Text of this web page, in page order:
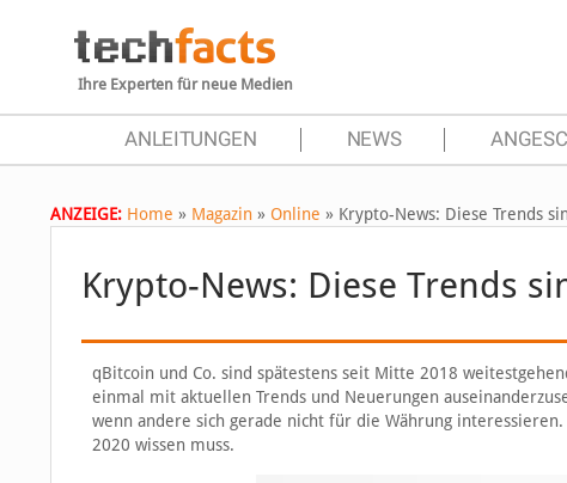
Ihre Experten für neue Medien
ANLEITUNGEN NEWS
ANZEIGE: Home » Magazin » Online » Krypto-News: Diese Trends
Krypto-News: Diese Trends
qBitcoin und Co. sind spätestens seit Mitte 2018
einmal mit aktuellen Trends und Neuerungen
wenn andere sich gerade nicht für die Währung
2020 wissen muss.